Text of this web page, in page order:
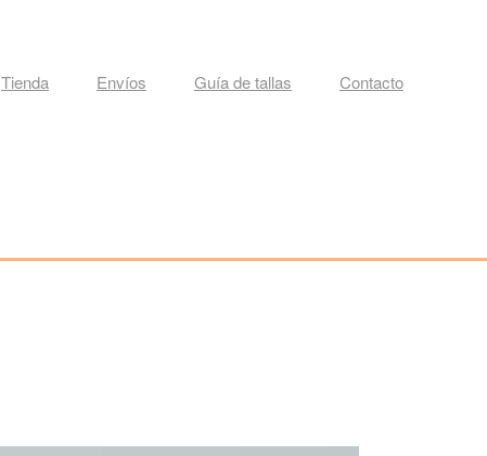
Tienda Envíos Guía de tallas Contacto